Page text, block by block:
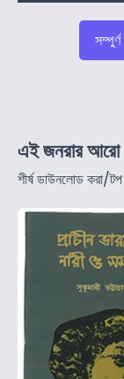
এই জনরার আরো
শীর্ষ ডাউনলোড করা/